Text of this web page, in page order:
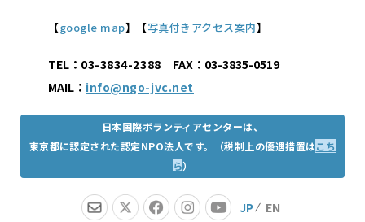
【google map】【写真付きアクセス案内】
TEL： 03-3834-2388 FAX：03-3835-0519
MAIL： info@ngo-jvc.net
日本国際ボランティアセンターは、
東京都に認定された認定NPO法人です。（税制上の優遇措置はこち
ら）
JP EN